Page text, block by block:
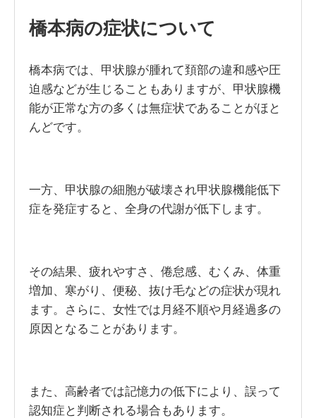
橋本病の症状について
橋本病では、甲状腺が腫れて頚部の違和感や圧
迫感などが生じることもありますが、甲状腺機
能が正常な方の多くは無症状であることがほと
んどです。
一方、甲状腺の細胞が破壊され甲状腺機能低下
症を発症すると、全身の代謝が低下します。
その結果、疲れやすさ、倦怠感、むくみ、体重
増加、寒がり、便秘、抜け毛などの症状が現れ
ます。さらに、女性では月経不順や月経過多の
原因となることがあります。
また、高齢者では記憶力の低下により、誤って
認知症と判断される場合もあります。